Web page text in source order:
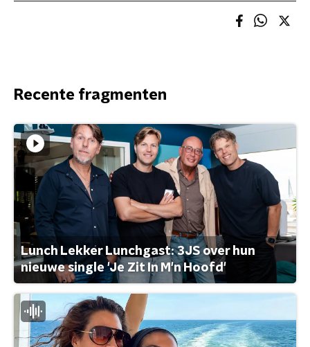
Recente fragmenten
Lunch Lekker Lunchgast: 3JS over hun
nieuwe single 'Je Zit In M'n Hoofd'